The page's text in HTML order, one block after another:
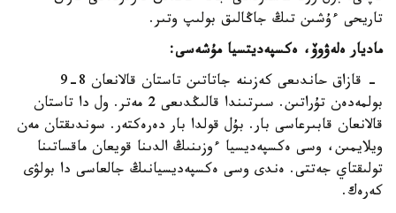
تاريحى ءۇشىن تىڭ جاڭالىق بولىپ وتىر.
ماديار ەلەۋوۆ، ەكسپەديتسيا مۇشەسى:
- قازاق حاندىعى كەزىنە جاتاتىن تاستان قالانعان 8-9
بولمەدەن تۇراتىن. سىرتىندا قالىڭدىعى 2 مەتر. ول دا تاستان
قالانعان قابىرعاسى بار. بۇل قولدا بار دەرەكتەر. سوندىقتان مەن
ويلايمىن، وسى ەكسپەديسيا ءوزىنىڭ الدىنا قويعان ماقساتىنا
تولىقتاي جەتتى. ەندى وسى ەكسپەديسيانىڭ جالعاسى دا بولۋى
كەرەك.